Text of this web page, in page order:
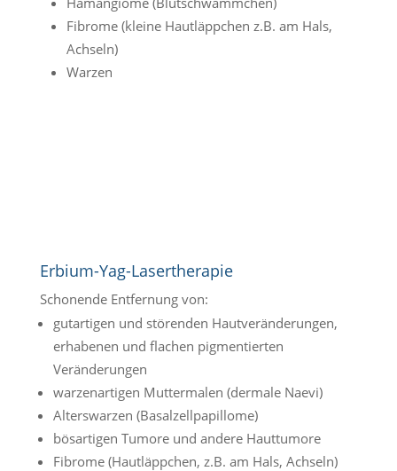
Fibrome (kleine Hautläppchen z.B. am Hals,
Achseln)
Warzen
Erbium-Yag-Lasertherapie
Schonende Entfernung von:
gutartigen und störenden Hautveränderungen,
erhabenen und flachen pigmentierten
Veränderungen
warzenartigen Muttermalen (dermale Naevi)
Alterswarzen (Basalzellpapillome)
bösartigen Tumore und andere Hauttumore
Fibrome (Hautläppchen, z.B. am Hals, Achseln)